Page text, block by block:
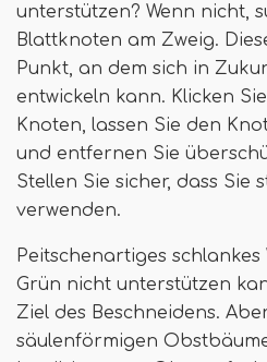
unterstützen? Wenn nicht,
Blattknoten am Zweig.
Punkt, an dem sich in
entwickeln kann. Klicken
Knoten, lassen Sie den
und entfernen Sie
Stellen Sie sicher, dass Sie
verwenden.
Peitschenartiges schlankes
Grün nicht unterstützen
Ziel des Beschneidens.
säulenförmigen